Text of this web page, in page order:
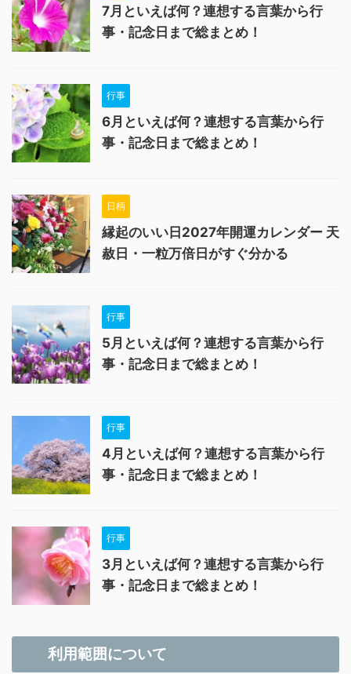
7月といえば何？連想する言葉から行
事・記念日まで総まとめ！
行事
6月といえば何？連想する言葉から行
事・記念日まで総まとめ！
日柄
縁起のいい日2027年開運カレンダー 天
赦日・一粒万倍日がすぐ分かる
行事
5月といえば何？連想する言葉から行
事・記念日まで総まとめ！
行事
4月といえば何？連想する言葉から行
事・記念日まで総まとめ！
行事
3月といえば何？連想する言葉から行
事・記念日まで総まとめ！
利用範囲について